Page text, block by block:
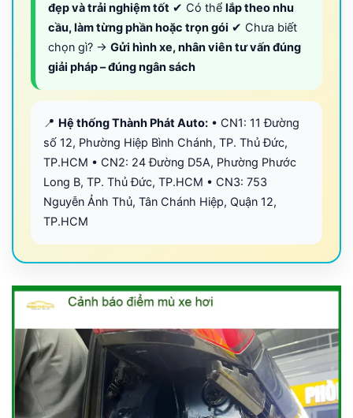
đẹp và trải nghiệm tốt ✔ Có thể lắp theo nhu
cầu, làm từng phần hoặc trọn gói ✔ Chưa biết
chọn gì? → Gửi hình xe, nhân viên tư vấn đúng
giải pháp – đúng ngân sách
📍 Hệ thống Thành Phát Auto: • CN1: 11 Đường
số 12, Phường Hiệp Bình Chánh, TP. Thủ Đức,
TP.HCM • CN2: 24 Đường D5A, Phường Phước
Long B, TP. Thủ Đức, TP.HCM • CN3: 753
Nguyễn Ảnh Thủ, Tân Chánh Hiệp, Quận 12,
TP.HCM